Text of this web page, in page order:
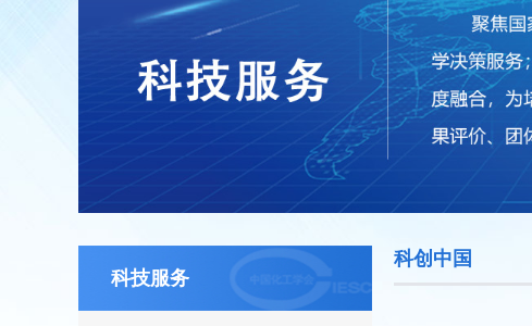
科技服务
科创中国